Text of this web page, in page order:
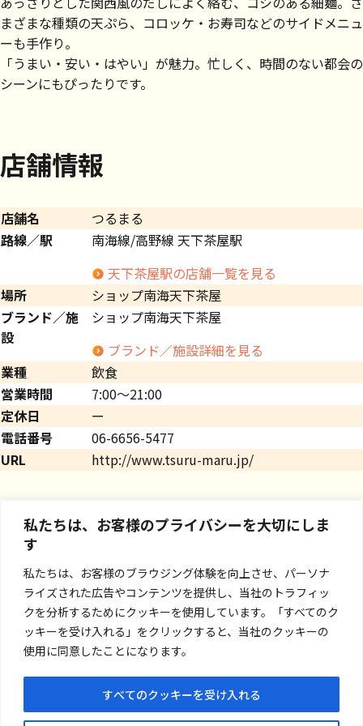
私たちは、お客様のプライバシーを大切にしま
す
私たちは、お客様のブラウジング体験を向上させ、パーソナ
ライズされた広告やコンテンツを提供し、当社のトラフィッ
クを分析するためにクッキーを使用しています。「すべてのク
ッキーを受け入れる」をクリックすると、当社のクッキーの
使用に同意したことになります。
すべてのクッキーを受け入れる
まざまな種類の天ぷら、コロッケ・お寿司などのサイドメニュ
ーも手作り。
「うまい・安い・はやい」が魅力。忙しく、時間のない都会の
シーンにもぴったりです。
店舗情報
店舗名
つるまる
路線／駅
南海線/高野線 天下茶屋駅
天下茶屋駅の店舗一覧を見る
場所
ショップ南海天下茶屋
ブランド／施
設
ショップ南海天下茶屋
ブランド／施設詳細を見る
業種
飲食
営業時間
7:00～21:00
定休日
ー
電話番号
06-6656-5477
URL
http://www.tsuru-maru.jp/